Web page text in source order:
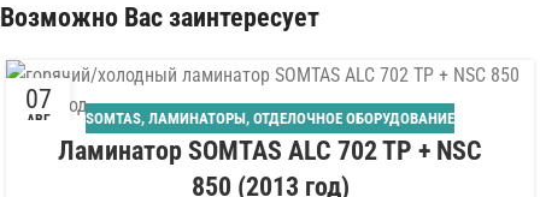
Возможно Вас заинтересует
07
АВГ SOMTAS, ЛАМИНАТОРЫ, ОТДЕЛОЧНОЕ ОБОРУДОВАНИЕ
Ламинатор SOMTAS ALC 702 TP + NSC
850 (2013 год)